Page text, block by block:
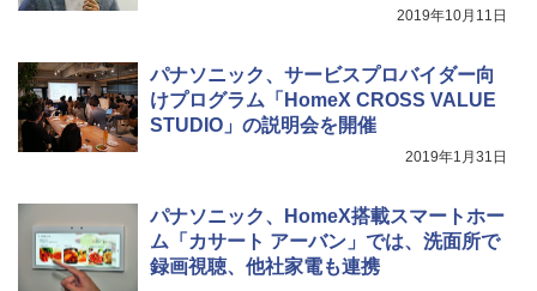
2019年10月11日
パナソニック、サービスプロバイダー向
けプログラム「HomeX CROSS VALUE
STUDIO」の説明会を開催
2019年1月31日
パナソニック、HomeX搭載スマートホー
ム「カサート アーバン」では、洗面所で
録画視聴、他社家電も連携